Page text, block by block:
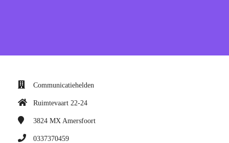
Communicatiehelden
Ruimtevaart 22-24
3824 MX Amersfoort
0337370459